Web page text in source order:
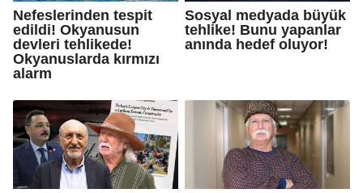
Nefeslerinden tespit
edildi! Okyanusun
devleri tehlikede!
Okyanuslarda kırmızı
alarm
Sosyal medyada büyük
tehlike! Bunu yapanlar
anında hedef oluyor!